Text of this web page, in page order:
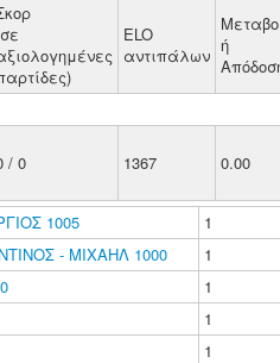
ELO
αντιπάλων ή
/ 0 1367 0.00
1005
1
- ΜΙΧΑΗΛ 1000
1
1
1
1